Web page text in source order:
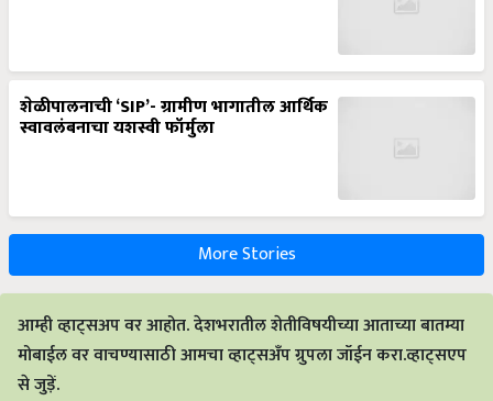
शेळीपालनाची ‘SIP’- ग्रामीण भागातील आर्थिक
स्वावलंबनाचा यशस्वी फॉर्मुला
More Stories
आम्ही व्हाट्सअप वर आहोत. देशभरातील शेतीविषयीच्या आताच्या बातम्या
मोबाईल वर वाचण्यासाठी आमचा व्हाट्सअँप ग्रुपला जॉईन करा.व्हाट्सएप
से जुड़ें.